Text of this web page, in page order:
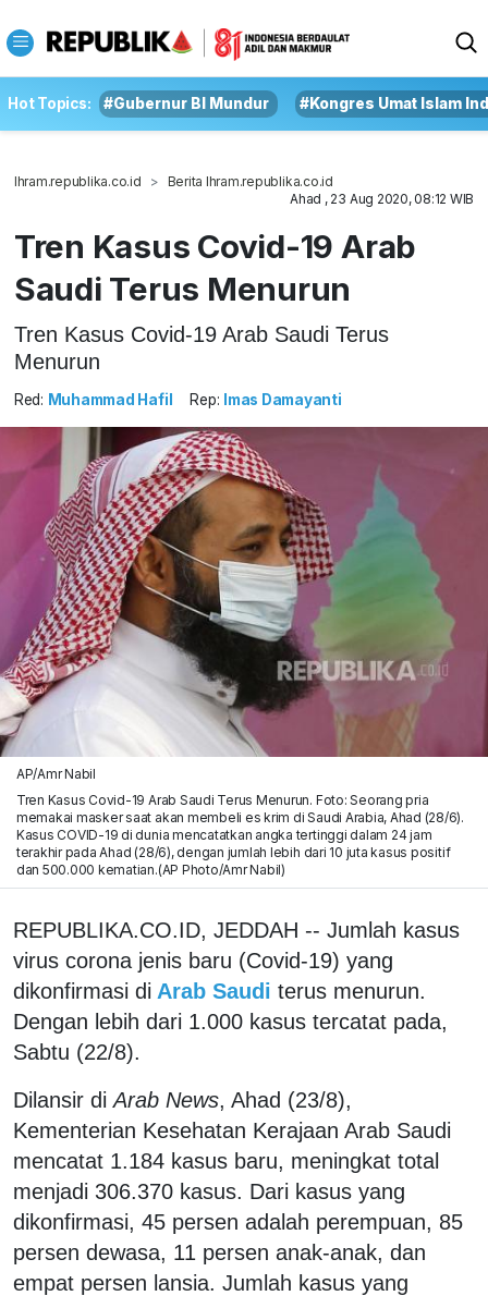
Hot Topics: #Gubernur BI Mundur #Kongres Umat Islam
Ihram.republika.co.id
Berita Ihram.republika.co.id
Ahad , 23 Aug 2020, 08:12 WIB
Tren Kasus Covid-19 Arab
Saudi Terus Menurun
Tren Kasus Covid-19 Arab Saudi Terus
Menurun
Red: Muhammad Hafil Rep: Imas Damayanti
AP/Amr Nabil
Tren Kasus Covid-19 Arab Saudi Terus Menurun. Foto: Seorang pria
memakai masker saat akan membeli es krim di Saudi Arabia, Ahad (28/6).
Kasus COVID-19 di dunia mencatatkan angka tertinggi dalam 24 jam
terakhir pada Ahad (28/6), dengan jumlah lebih dari 10 juta kasus positif
dan 500.000 kematian.(AP Photo/Amr Nabil)
REPUBLIKA.CO.ID, JEDDAH -- Jumlah kasus
virus corona jenis baru (Covid-19) yang
dikonfirmasi di Arab Saudi terus menurun.
Dengan lebih dari 1.000 kasus tercatat pada,
Sabtu (22/8).
Dilansir diArab News, Ahad (23/8),
Kementerian Kesehatan Kerajaan Arab Saudi
mencatat 1.184 kasus baru, meningkat total
menjadi 306.370 kasus. Dari kasus yang
dikonfirmasi, 45 persen adalah perempuan, 85
persen dewasa, 11 persen anak-anak, dan
empat persen lansia. Jumlah kasus yang